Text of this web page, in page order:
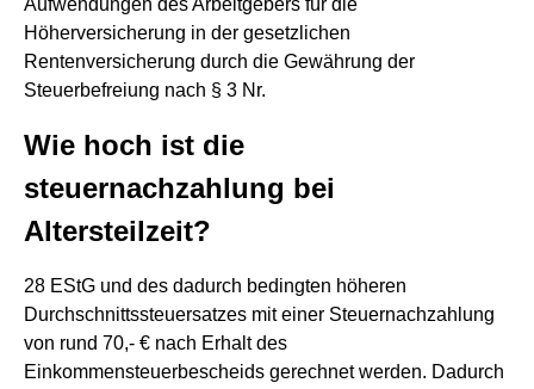
Aufwendungen des Arbeitgebers für die
Höherversicherung in der gesetzlichen
Rentenversicherung durch die Gewährung der
Steuerbefreiung nach § 3 Nr.
Wie hoch ist die
steuernachzahlung bei
Altersteilzeit?
28 EStG und des dadurch bedingten höheren
Durchschnittssteuersatzes mit einer Steuernachzahlung
von rund 70,- € nach Erhalt des
Einkommensteuerbescheids gerechnet werden. Dadurch